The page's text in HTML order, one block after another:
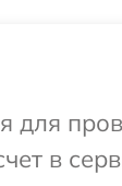
для
в